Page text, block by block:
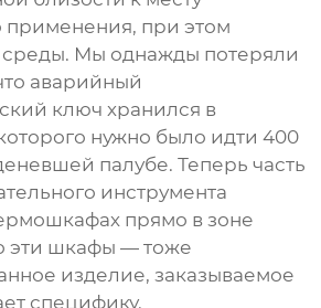
применения, при этом
Мы однажды потеряли
аварийный
ключ хранился в
нужно было идти 400
палубе. Теперь часть
инструмента
прямо в зоне
эти шкафы — тоже
изделие, заказываемое
специфику.